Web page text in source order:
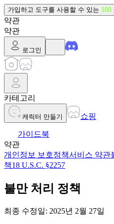
가입하고 도구를 사용할 수 있는 100
약관
약관
로그인
카테고리
캐릭터 만들기 쇼핑
가이드북
약관
개인정보 보호정책서비스 약관
책18 U.S.C. §2257
불만 처리 정책
최종 수정일: 2025년 2월 27일